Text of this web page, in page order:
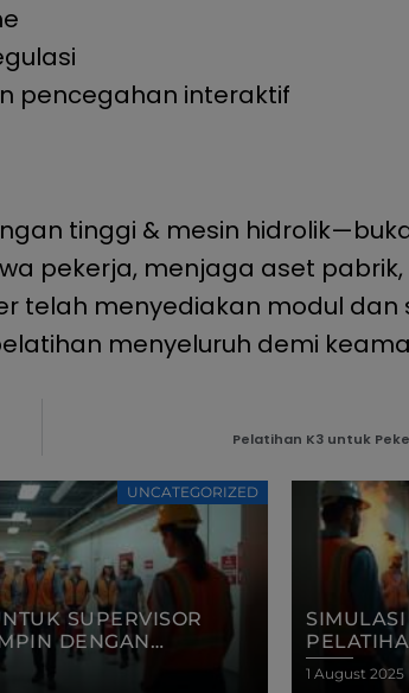
pencegahan interaktif
tinggi & mesin
pekerja, menjaga aset
telah menyediakan modul dan
menyeluruh demi
Pelatihan K3 untuk
UNCATEGORIZED
DARURAT DALAM
DI LAPANGAN
GARIS
31 July 2025